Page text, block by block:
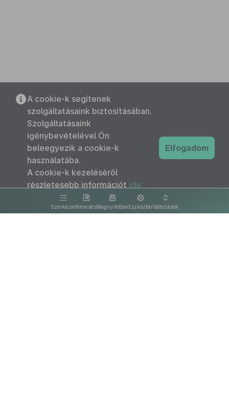
SzerkezetKeresésMegnyitottakEszköztárVáltozások
A cookie-k segítenek
szolgáltatásaink biztosításában.
Szolgáltatásaink
igénybevételével Ön
beleegyezik a cookie-k
használatába.
A cookie-k kezeléséről
részletesebb információt ide
kattintva olvashat.
Elfogadom